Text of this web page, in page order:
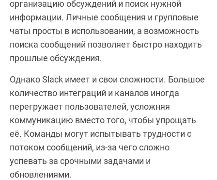
организацию обсуждений и поиск нужной
информации. Личные сообщения и групповые
чаты просты в использовании, а возможность
поиска сообщений позволяет быстро находить
прошлые обсуждения.
Однако Slack имеет и свои сложности. Большое
количество интеграций и каналов иногда
перегружает пользователей, усложняя
коммуникацию вместо того, чтобы упрощать
её. Команды могут испытывать трудности с
потоком сообщений, из-за чего сложно
успевать за срочными задачами и
обновлениями.